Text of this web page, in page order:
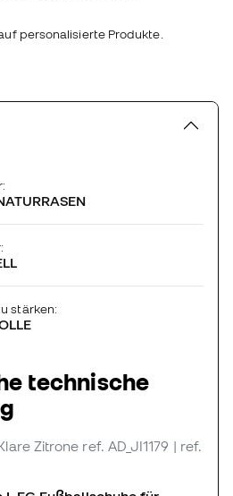
personalisierte Produkte.
stärken:
technische
Zitrone ref. AD_JI1179 | ref.